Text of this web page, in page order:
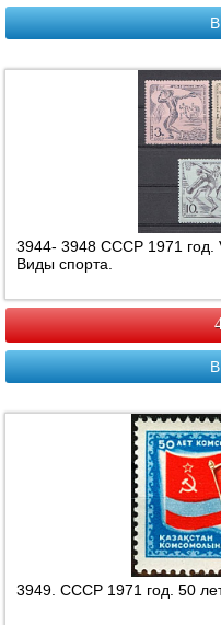
В
3944- 3948 СССР 1971 год.
Виды спорта.
В
3949. СССР 1971 год. 50